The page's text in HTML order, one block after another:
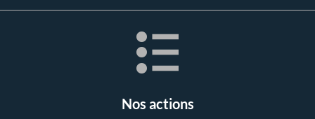
Nos actions